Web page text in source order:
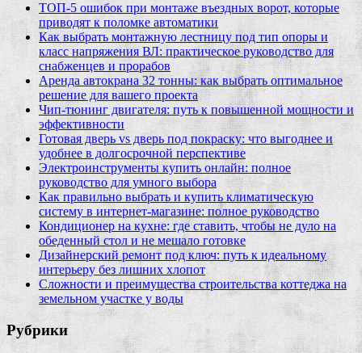
ТОП-5 ошибок при монтаже въездных ворот, которые
приводят к поломке автоматики
Как выбрать монтажную лестницу под тип опоры и
класс напряжения ВЛ: практическое руководство для
снабженцев и прорабов
Аренда автокрана 32 тонны: как выбрать оптимальное
решение для вашего проекта
Чип‑тюнинг двигателя: путь к повышенной мощности и
эффективности
Готовая дверь vs дверь под покраску: что выгоднее и
удобнее в долгосрочной перспективе
Электроинструменты купить онлайн: полное
руководство для умного выбора
Как правильно выбрать и купить климатическую
систему в интернет‑магазине: полное руководство
Кондиционер на кухне: где ставить, чтобы не дуло на
обеденный стол и не мешало готовке
Дизайнерский ремонт под ключ: путь к идеальному
интерьеру без лишних хлопот
Сложности и преимущества строительства коттеджа на
земельном участке у воды
Рубрики